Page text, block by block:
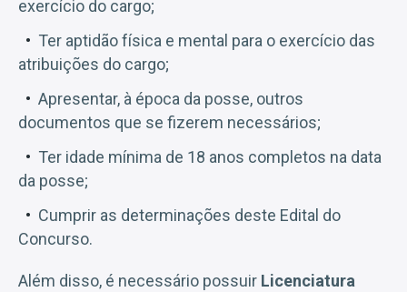
exercício do cargo;
Ter aptidão física e mental para o exercício das
atribuições do cargo;
Apresentar, à época da posse, outros
documentos que se fizerem necessários;
Ter idade mínima de 18 anos completos na data
da posse;
Cumprir as determinações deste Edital do
Concurso.
Além disso, é necessário possuir Licenciatura